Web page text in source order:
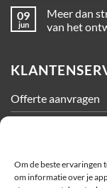
Om de beste ervaringen
om informatie over je
09
jun
Meer dan
van het
Offerte aanvragen
Privacy